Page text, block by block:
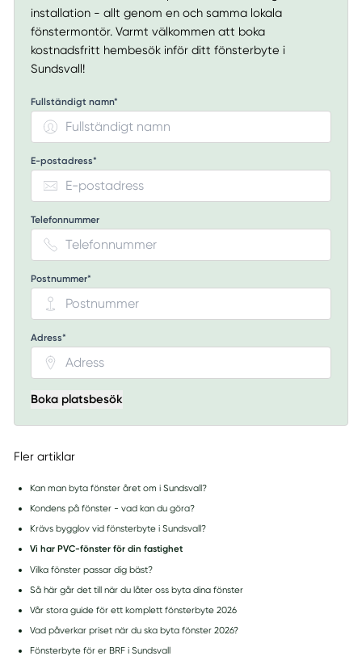
installation - allt genom en och samma lokala
fönstermontör. Varmt välkommen att boka
kostnadsfritt hembesök inför ditt fönsterbyte i
Sundsvall!
Fullständigt namn*
E-postadress*
Telefonnummer
Postnummer*
Adress*
Boka platsbesök
Fler artiklar
Kan man byta fönster året om i Sundsvall?
Kondens på fönster - vad kan du göra?
Krävs bygglov vid fönsterbyte i Sundsvall?
Vi har PVC-fönster för din fastighet
Vilka fönster passar dig bäst?
Så här går det till när du låter oss byta dina fönster
Vår stora guide för ett komplett fönsterbyte 2026
Vad påverkar priset när du ska byta fönster 2026?
Fönsterbyte för er BRF i Sundsvall